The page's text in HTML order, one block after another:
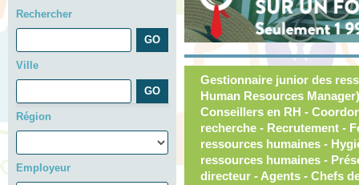
Rechercher
Ville
Région
Employeur
Gestionnaire junior des
Human Resources
Conseillers en RH -
recherche - Recrutement -
ressources humaines -
ressources humaines -
directeur - Agents - Chefs